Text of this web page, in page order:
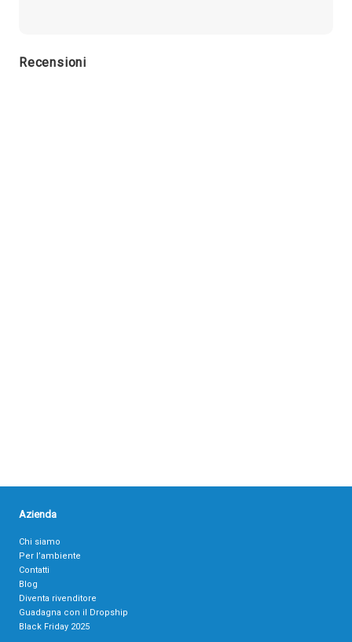
Recensioni
Azienda
Chi siamo
Per l’ambiente
Contatti
Blog
Diventa rivenditore
Guadagna con il Dropship
Black Friday 2025